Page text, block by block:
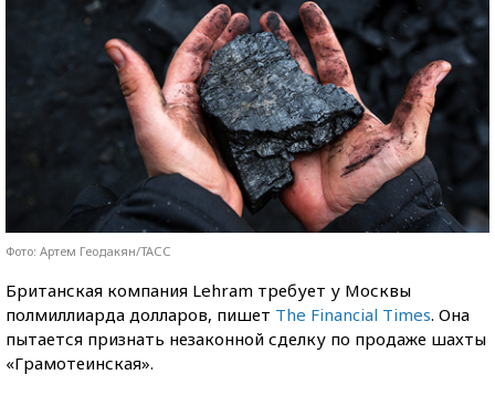
Фото: Артем Геодакян/ТАСС
Британская компания Lehram требует у Москвы
полмиллиарда долларов, пишет The Financial Times. Она
пытается признать незаконной сделку по продаже шахты
«Грамотеинская».